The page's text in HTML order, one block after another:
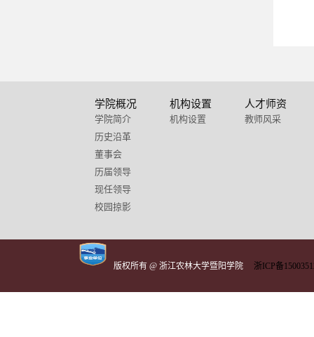
学院概况
学院简介
历史沿革
董事会
历届领导
现任领导
校园掠影
机构设置
机构设置
人才师资
教师风采
版权所有 @ 浙江农林大学暨阳学院 浙ICP备